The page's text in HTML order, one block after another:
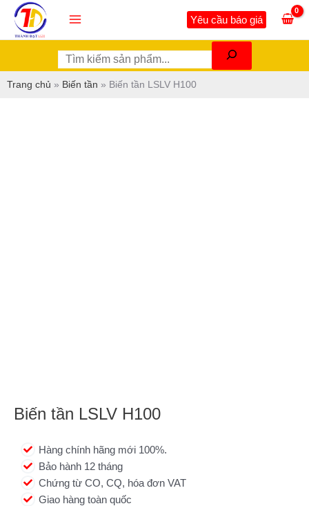
Nhảy
nội
Main
Menu
Yêu cầu báo giá
Trang chủ » Biến tần » Biến tần LSLV H100
Biến tần LSLV H100
Hàng chính hãng mới 100%.
Bảo hành 12 tháng
Chứng từ CO, CQ, hóa đơn VAT
Giao hàng toàn quốc